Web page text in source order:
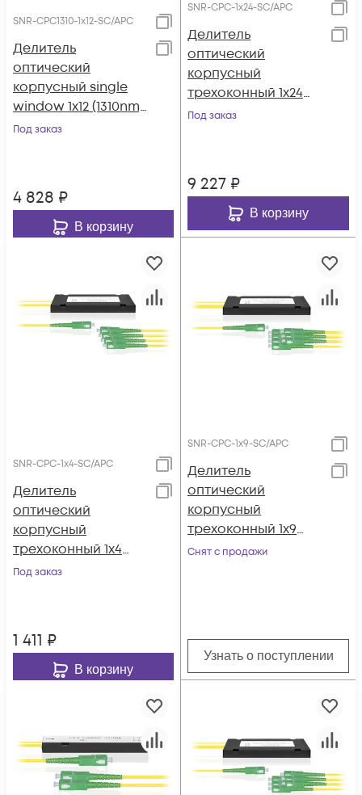
SNR-CPC1310-1x12-SC/APC
Делитель
оптический
корпусный single
window 1х12 (1310nm)
SC/APC
Под заказ
4 828 ₽
В корзину
SNR-CPC-1x24-SC/APC
Делитель
оптический
корпусный
трехоконный 1х24
SC/APC
Под заказ
9 227 ₽
В корзину
SNR-CPC-1x4-SC/APC
Делитель
оптический
корпусный
трехоконный 1х4
SC/APC
Под заказ
1 411 ₽
В корзину
SNR-CPC-1x9-SC/APC
Делитель
оптический
корпусный
трехоконный 1х9
SC/APC
Снят с продажи
Узнать о поступлении